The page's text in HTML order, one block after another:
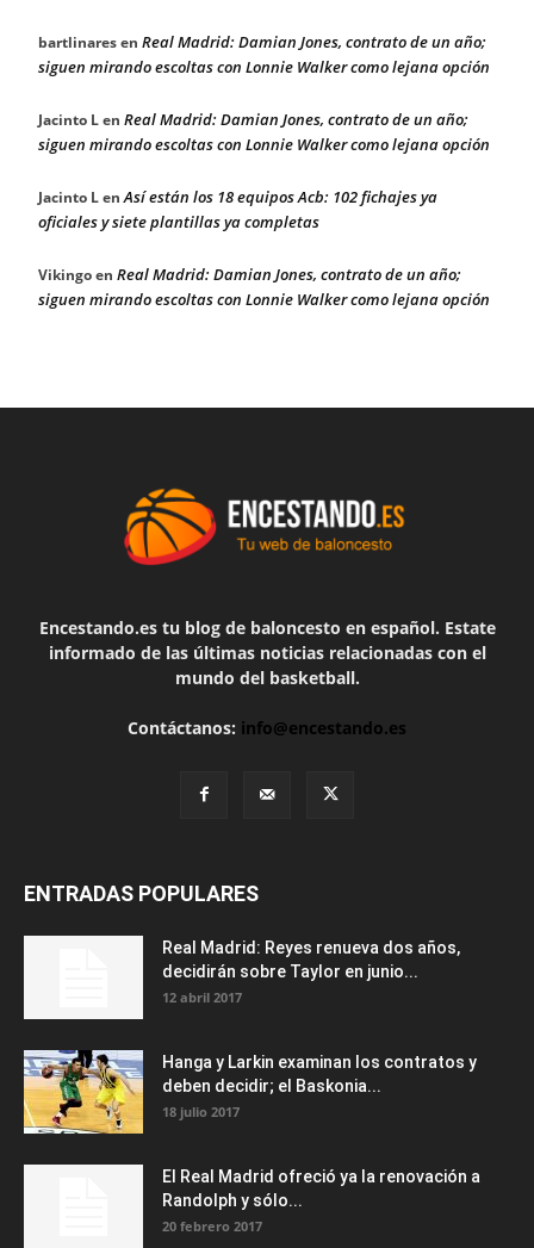
bartlinaresen Real Madrid: Damian Jones, contrato de un año;
siguen mirando escoltas con Lonnie Walker como lejana opción
Jacinto Len Real Madrid: Damian Jones, contrato de un año;
siguen mirando escoltas con Lonnie Walker como lejana opción
Jacinto LenAsí están los 18 equipos Acb: 102 fichajes ya
oficiales y siete plantillas ya completas
Vikingoen Real Madrid: Damian Jones, contrato de un año;
siguen mirando escoltas con Lonnie Walker como lejana opción
Encestando.es tu blog de baloncesto en español. Estate
informado de las últimas noticias relacionadas con el
mundo del basketball.
Contáctanos: info@encestando.es
ENTRADAS POPULARES
Real Madrid: Reyes renueva dos años,
decidirán sobre Taylor en junio...
12 abril 2017
Hanga y Larkin examinan los contratos y
deben decidir; el Baskonia...
18 julio 2017
El Real Madrid ofreció ya la renovación a
Randolph y sólo...
20 febrero 2017